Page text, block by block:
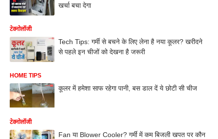
खर्चा बचा देगा
टेक्नोलॉजी
Tech Tips: गर्मी से बचने के लिए लेना है नया कूलर? खरीदने
से पहले इन चीजों को देखना है जरूरी
HOME TIPS
कूलर में हमेशा साफ रहेगा पानी, बस डाल दें ये छोटी सी चीज
टेक्नोलॉजी
Fan या Blower Cooler? गर्मी में कम बिजली खपत पर कौन